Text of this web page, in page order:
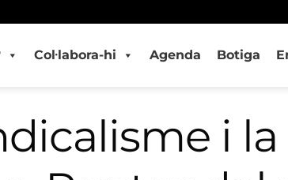
Col·labora-hi Agenda Botiga
i